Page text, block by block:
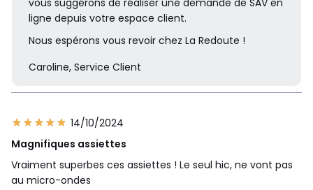
vous suggérons de réaliser une demande de SAV en
ligne depuis votre espace client.
Nous espérons vous revoir chez La Redoute !
Caroline, Service Client
14/10/2024
Magnifiques assiettes
Vraiment superbes ces assiettes ! Le seul hic, ne vont pas
au micro-ondes